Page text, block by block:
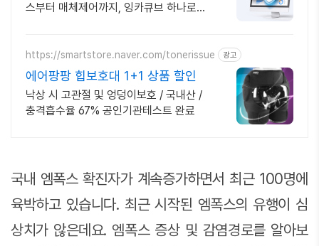
스부터 매체제어까지, 잉카큐브 하나로
https://smartstore.naver.com/tonerissue 광고
에어팡팡 힙보호대 1+1 상품 할인
낙상 시 고관절 및 엉덩이보호 / 국내산 /
충격흡수율 67% 공인기관테스트 완료
국내 엠폭스 확진자가 계속증가하면서 최근 100명에
육박하고 있습니다. 최근 시작된 엠폭스의 유행이 심
상치가 않은데요. 엠폭스 증상 및 감염경로를 알아보